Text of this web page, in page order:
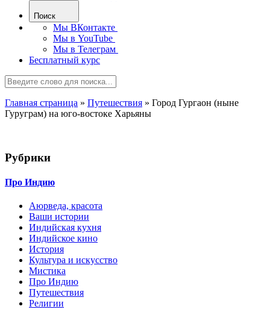
Поиск
Мы ВКонтакте
Мы в YouTube
Мы в Телеграм
Бесплатный курс
Главная страница » Путешествия » Город Гургаон (ныне
Гуруграм) на юго-востоке Харьяны
Рубрики
Про Индию
Аюрведа, красота
Ваши истории
Индийская кухня
Индийское кино
История
Культура и искусство
Мистика
Про Индию
Путешествия
Религии